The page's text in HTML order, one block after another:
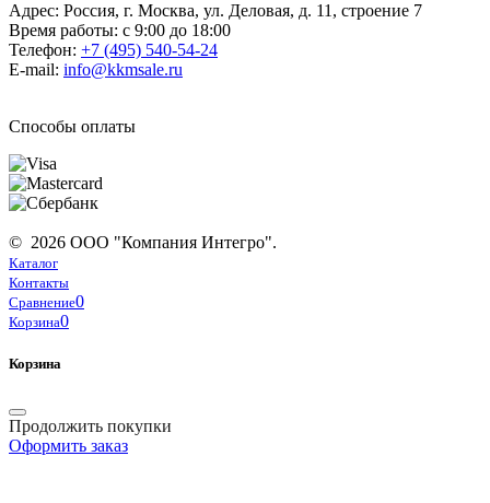
Адрес: Россия, г. Москва, ул. Деловая, д. 11, строение 7
Время работы: с 9:00 до 18:00
Телефон: +7 (495) 540-54-24
E-mail: info@kkmsale.ru
Способы оплаты
© 2026 ООО "Компания Интегро".
Каталог
Контакты
Сравнение0
Корзина0
Корзина
Продолжить покупки
Оформить заказ